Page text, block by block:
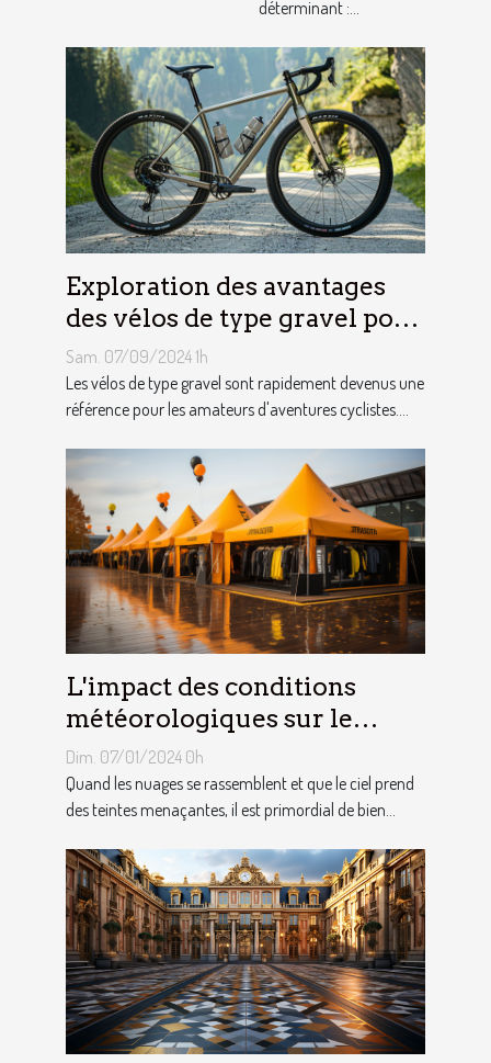
déterminant :...
Exploration des avantages
des vélos de type gravel pour
les aventuriers
Sam. 07/09/2024 1h
Les vélos de type gravel sont rapidement devenus une
référence pour les amateurs d'aventures cyclistes....
L'impact des conditions
météorologiques sur le
choix des tentes publicitaires
Dim. 07/01/2024 0h
Quand les nuages se rassemblent et que le ciel prend
des teintes menaçantes, il est primordial de bien...